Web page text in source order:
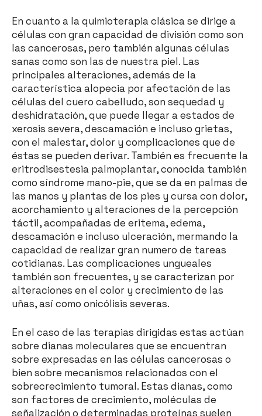
En cuanto a la quimioterapia clásica se dirige a
células con gran capacidad de división como son
las cancerosas, pero también algunas células
sanas como son las de nuestra piel. Las
principales alteraciones, además de la
característica alopecia por afectación de las
células del cuero cabelludo, son sequedad y
deshidratación, que puede llegar a estados de
xerosis severa, descamación e incluso grietas,
con el malestar, dolor y complicaciones que de
éstas se pueden derivar. También es frecuente la
eritrodisestesia palmoplantar, conocida también
como síndrome mano-pie, que se da en palmas de
las manos y plantas de los pies y cursa con dolor,
acorchamiento y alteraciones de la percepción
táctil, acompañadas de eritema, edema,
descamación e incluso ulceración, mermando la
capacidad de realizar gran numero de tareas
cotidianas. Las complicaciones ungueales
también son frecuentes, y se caracterizan por
alteraciones en el color y crecimiento de las
uñas, así como onicólisis severas.
En el caso de las terapias dirigidas estas actúan
sobre dianas moleculares que se encuentran
sobre expresadas en las células cancerosas o
bien sobre mecanismos relacionados con el
sobrecrecimiento tumoral. Estas dianas, como
son factores de crecimiento, moléculas de
señalización o determinadas proteínas suelen